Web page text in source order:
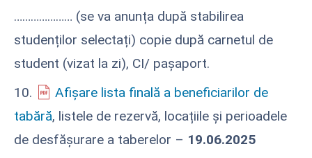
………………… (se va anunța după stabilirea
studenților selectați) copie după carnetul de
student (vizat la zi), CI/ pașaport.
10.
Afișare lista finală a beneficiarilor de
tabără, listele de rezervă, locațiile și perioadele
de desfășurare a taberelor – 19.06.2025